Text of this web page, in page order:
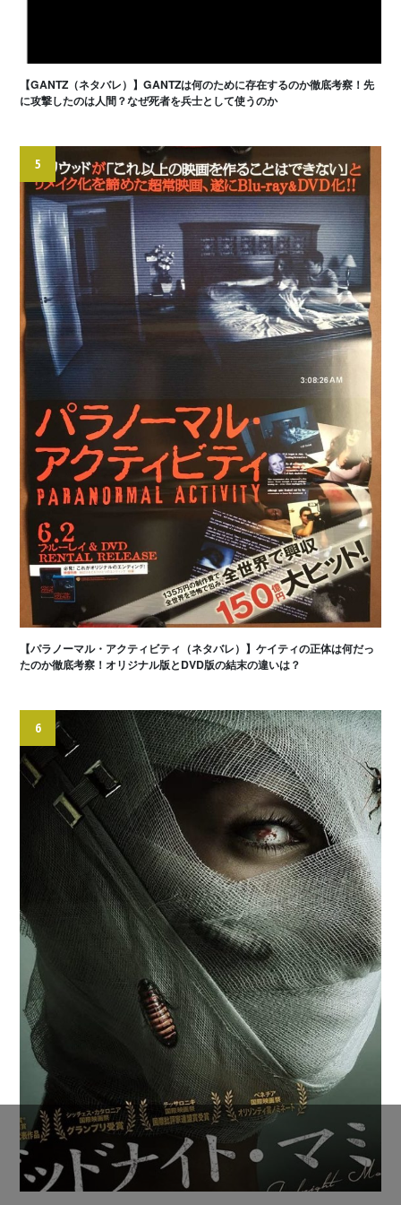
【GANTZ（ネタバレ）】GANTZは何のために存在するのか徹底考察！先
に攻撃したのは人間？なぜ死者を兵士として使うのか
5
【パラノーマル・アクティビティ（ネタバレ）】ケイティの正体は何だっ
たのか徹底考察！オリジナル版とDVD版の結末の違いは？
6